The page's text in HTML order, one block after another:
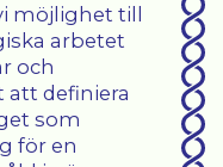
möjlighet till
arbetet
och
att definiera
som
för en